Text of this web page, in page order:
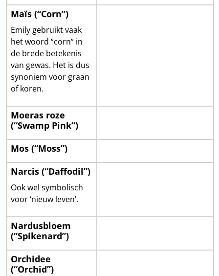
Maïs (“Corn”)
Emily gebruikt vaak
het woord “corn” in
de brede betekenis
van gewas. Het is dus
synoniem voor graan
of koren.
Moeras roze
(“Swamp Pink”)
Mos (“Moss”)
Narcis (“Daffodil”)
Ook wel symbolisch
voor ‘nieuw leven’.
Nardusbloem
(“Spikenard”)
Orchidee
(“Orchid”)